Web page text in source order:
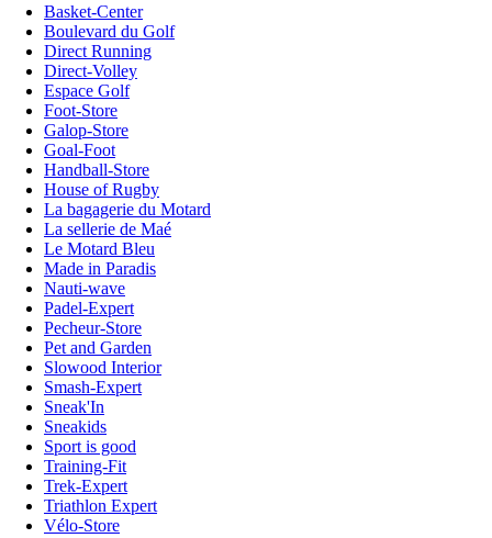
Basket-Center
Boulevard du Golf
Direct Running
Direct-Volley
Espace Golf
Foot-Store
Galop-Store
Goal-Foot
Handball-Store
House of Rugby
La bagagerie du Motard
La sellerie de Maé
Le Motard Bleu
Made in Paradis
Nauti-wave
Padel-Expert
Pecheur-Store
Pet and Garden
Slowood Interior
Smash-Expert
Sneak'In
Sneakids
Sport is good
Training-Fit
Trek-Expert
Triathlon Expert
Vélo-Store